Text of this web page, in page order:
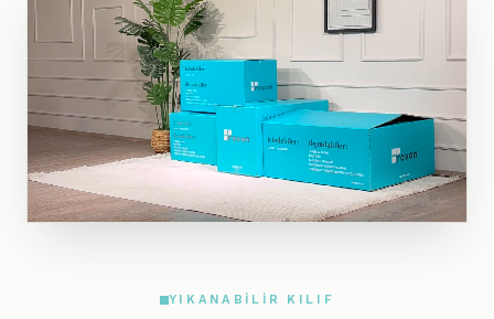
YIKANABILIR KILIF